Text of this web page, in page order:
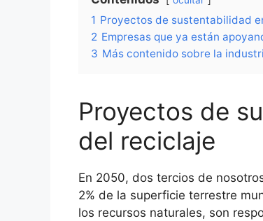
1 Proyectos de sustentabilidad
2 Empresas que ya están
3 Más contenido sobre la
Proyectos de
del reciclaje
En 2050, dos tercios de
2% de la superficie terrestre
los recursos naturales, son